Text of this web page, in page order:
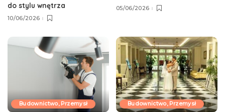
do stylu wnętrza
10/06/2026
05/06/2026
Budownictwo, Przemysł Budownictwo, Przemysł